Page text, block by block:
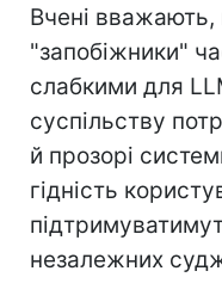
Вчені вважають,
"запобіжники"
слабкими для
суспільству
й прозорі
гідність
незалежних